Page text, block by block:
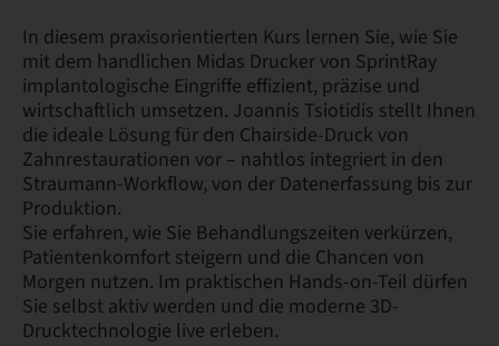
In diesem praxisorientierten Kurs lernen Sie, wie Sie
mit dem handlichen Midas Drucker von SprintRay
implantologische Eingriffe effizient, präzise und
wirtschaftlich umsetzen. Joannis Tsiotidis stellt Ihnen
die ideale Lösung für den Chairside-Druck von
Zahnrestaurationen vor – nahtlos integriert in den
Straumann-Workflow, von der Datenerfassung bis zur
Produktion.
Sie erfahren, wie Sie Behandlungszeiten verkürzen,
Patientenkomfort steigern und die Chancen von
Morgen nutzen. Im praktischen Hands-on-Teil dürfen
Sie selbst aktiv werden und die moderne 3D-
Drucktechnologie live erleben.